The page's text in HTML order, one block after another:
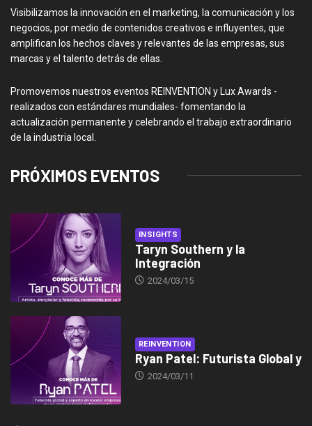
Visibilizamos la innovación en el marketing, la comunicación y los
negocios, por medio de contenidos creativos e influyentes, que
amplifican los hechos claves y relevantes de las empresas, sus
marcas y el talento detrás de ellas.
Promovemos nuestros eventos REINVENTION y Lux Awards -
realizados con estándares mundiales- fomentando la
actualización permanente y celebrando el trabajo extraordinario
de la industria local.
PRÓXIMOS EVENTOS
INSIGHTS
Taryn Southern y la
Integración
2024/03/15
REINVENTION
Ryan Patel: Futurista Global y
2024/03/11